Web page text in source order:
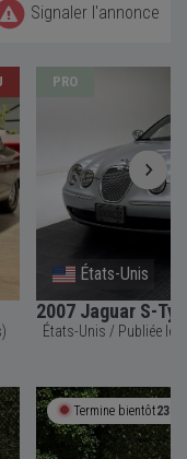
Signaler l'annonce
PRO
États-Unis
2007 Jaguar S-
Termine bientôt23h